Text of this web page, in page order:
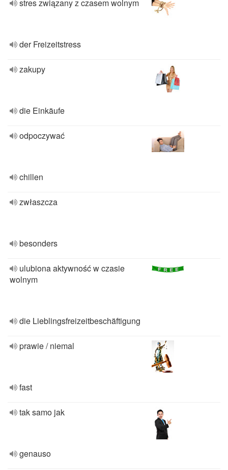
stres związany z czasem wolnym
der Freizeitstress
zakupy
die Einkäufe
odpoczywać
chillen
zwłaszcza
besonders
ulubiona aktywność w czasie
wolnym
die Lieblingsfreizeitbeschäftigung
prawie / niemal
fast
tak samo jak
genauso